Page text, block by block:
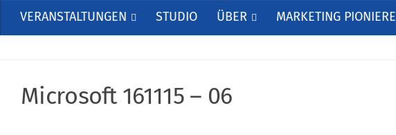
VERANSTALTUNGEN STUDIO ÜBER MARKETING PIONIERE
Microsoft 161115 – 06